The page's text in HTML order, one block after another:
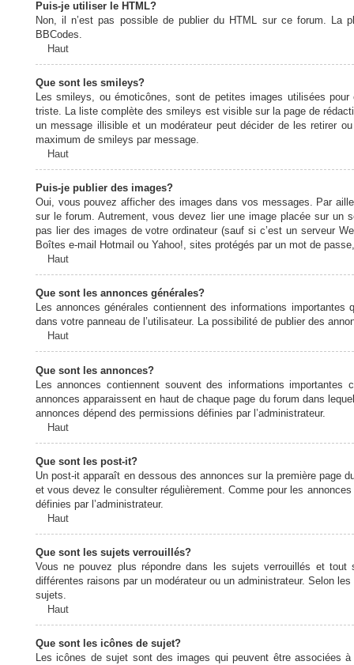
Puis-je utiliser le HTML?
Non, il n’est pas possible de publier du HTML sur ce forum. La
BBCodes.
Haut
Que sont les smileys?
Les smileys, ou émoticônes, sont de petites images utilisées
triste. La liste complète des smileys est visible sur la page de
un message illisible et un modérateur peut décider de les retirer
maximum de smileys par message.
Haut
Puis-je publier des images?
Oui, vous pouvez afficher des images dans vos messages. Par
sur le forum. Autrement, vous devez lier une image placée sur un
pas lier des images de votre ordinateur (sauf si c’est un serveur
Boîtes e-mail Hotmail ou Yahoo!, sites protégés par un mot de
Haut
Que sont les annonces générales?
Les annonces générales contiennent des informations
dans votre panneau de l’utilisateur. La possibilité de publier des
Haut
Que sont les annonces?
Les annonces contiennent souvent des informations
annonces apparaissent en haut de chaque page du forum dans
annonces dépend des permissions définies par l’administrateur.
Haut
Que sont les post-it?
Un post-it apparaît en dessous des annonces sur la première page
et vous devez le consulter régulièrement. Comme pour les
définies par l’administrateur.
Haut
Que sont les sujets verrouillés?
Vous ne pouvez plus répondre dans les sujets verrouillés et
différentes raisons par un modérateur ou un administrateur. Selon
sujets.
Haut
Que sont les icônes de sujet?
Les icônes de sujet sont des images qui peuvent être associées